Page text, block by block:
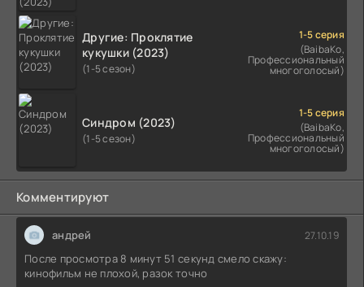
Другие: Проклятие
кукушки (2023)
(1-5 сезон)
1-5 серия
(BaibaKo,
Профессиональный
многоголосый)
Синдром (2023)
(1-5 сезон)
1-5 серия
(BaibaKo,
Профессиональный
многоголосый)
Комментируют
андрей 27.10.19
После просмотра 8 минут 51 секунд смело скажу:
кинофильм не плохой, разок точно